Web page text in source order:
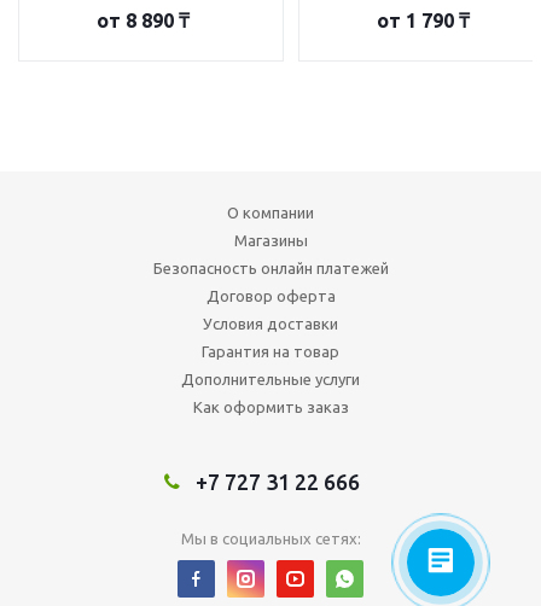
от 8 890 ₸ от 1 790 ₸
О компании
Магазины
Безопасность онлайн платежей
Договор оферта
Условия доставки
Гарантия на товар
Дополнительные услуги
Как оформить заказ
+7 727 31 22 666
Мы в социальных сетях: